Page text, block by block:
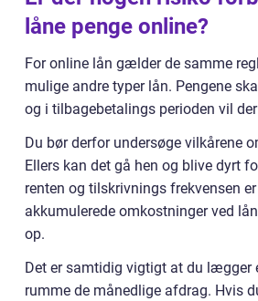
låne penge online?
For online lån gælder de samme
mulige andre typer lån. Pengene
og i tilbagebetalings perioden vil
Du bør derfor undersøge vilkårene
Ellers kan det gå hen og blive dyrt
renten og tilskrivnings frekvensen
akkumulerede omkostninger ved
op.
Det er samtidig vigtigt at du lægger
rumme de månedlige afdrag. Hvis